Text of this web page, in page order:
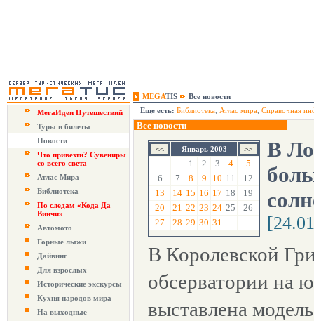
MEGATIS
Все новости
МегаИдеи Путешествий
Туры и билеты
Новости
Что привезти? Сувениры
со всего света
Атлас Мира
Библиотека
По следам «Кода Да
Винчи»
Автомото
Горные лыжи
Дайвинг
Для взрослых
Исторические экскурсы
Кухня народов мира
На выходные
Еще есть: Библиотека Атлас мира Справочная
Все новости
Январь 2003
1 2 3 4
5
6
7 8 9 10 11
12
13
14 15 16 17 18
19
20
21 22 23 24 25
26
27
28 29 30 31
В
В Королевской
обсерватории на
выставлена